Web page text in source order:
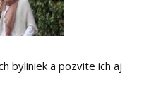
byliniek a pozvite ich aj